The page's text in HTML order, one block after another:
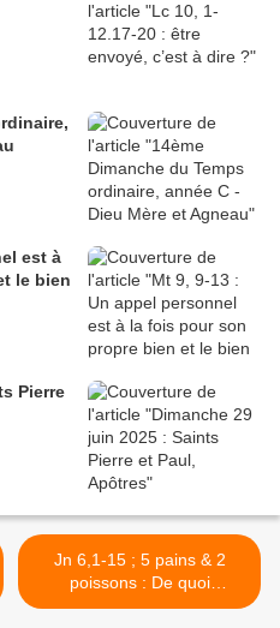
est à
le bien
Pierre
Jn 6,1-15 ; 5 pains & 2
poissons : De quoi
exactement l’homme a-t-il